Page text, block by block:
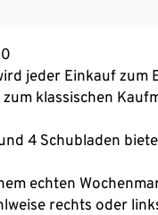
jeder Einkauf zum
klassischen
4 Schubladen
echten
rechts oder